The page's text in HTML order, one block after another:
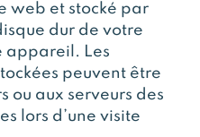
web et stocké par
dur de votre
appareil. Les
peuvent être
ou aux serveurs des
lors d’une visite